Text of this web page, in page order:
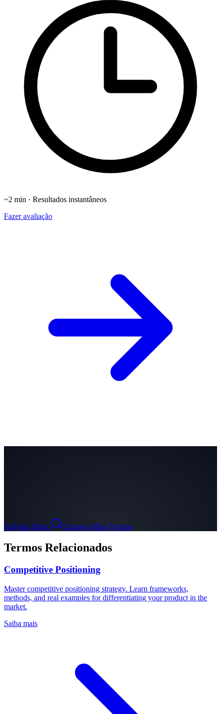
~2 min · Resultados instantâneos
Fazer avaliação
Solicitar Demo Explorar Mais Termos
Termos Relacionados
Competitive Positioning
Master competitive positioning strategy. Learn frameworks,
methods, and real examples for differentiating your product in the
market.
Saiba mais